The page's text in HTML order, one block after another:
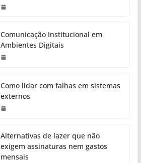
Comunicação Institucional em
Ambientes Digitais
Como lidar com falhas em sistemas
externos
Alternativas de lazer que não
exigem assinaturas nem gastos
mensais